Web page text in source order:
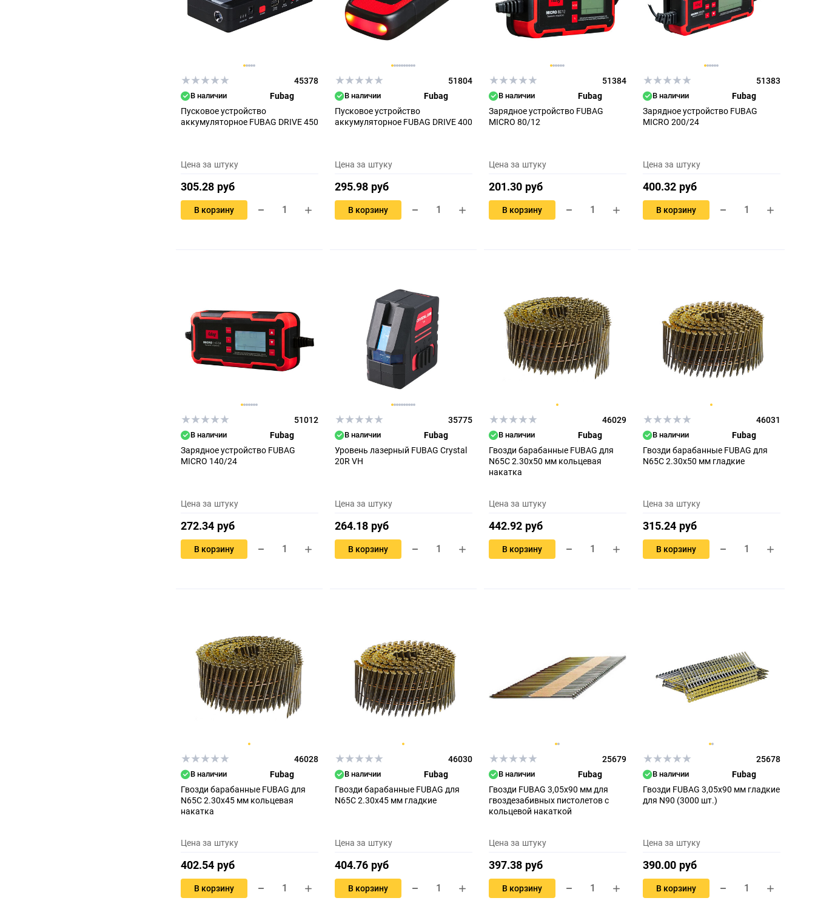
45378
В наличии
Fubag
Пусковое устройство
аккумуляторное FUBAG DRIVE 450
Цена за штуку
305.28 руб
В корзину
51804
В наличии
Fubag
Пусковое устройство
аккумуляторное FUBAG DRIVE 400
Цена за штуку
295.98 руб
В корзину
51384
В наличии
Fubag
Зарядное устройство FUBAG
MICRO 80/12
Цена за штуку
201.30 руб
В корзину
51383
В наличии
Fubag
Зарядное устройство FUBAG
MICRO 200/24
Цена за штуку
400.32 руб
В корзину
51012
В наличии
Fubag
Зарядное устройство FUBAG
MICRO 140/24
Цена за штуку
272.34 руб
В корзину
35775
В наличии
Fubag
Уровень лазерный FUBAG Crystal
20R VH
Цена за штуку
264.18 руб
В корзину
46029
В наличии
Fubag
Гвозди барабанные FUBAG для
N65C 2.30x50 мм кольцевая
накатка
Цена за штуку
442.92 руб
В корзину
46031
В наличии
Fubag
Гвозди барабанные FUBAG для
N65C 2.30x50 мм гладкие
Цена за штуку
315.24 руб
В корзину
46028
В наличии
Fubag
Гвозди барабанные FUBAG для
N65C 2.30x45 мм кольцевая
накатка
Цена за штуку
402.54 руб
В корзину
46030
В наличии
Fubag
Гвозди барабанные FUBAG для
N65C 2.30x45 мм гладкие
Цена за штуку
404.76 руб
В корзину
25679
В наличии
Fubag
Гвозди FUBAG 3,05х90 мм для
гвоздезабивных пистолетов с
кольцевой накаткой
Цена за штуку
397.38 руб
В корзину
25678
В наличии
Fubag
Гвозди FUBAG 3,05х90 мм гладкие
для N90 (3000 шт.)
Цена за штуку
390.00 руб
В корзину